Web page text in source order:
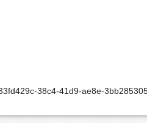
38c4-41d9-ae8e-